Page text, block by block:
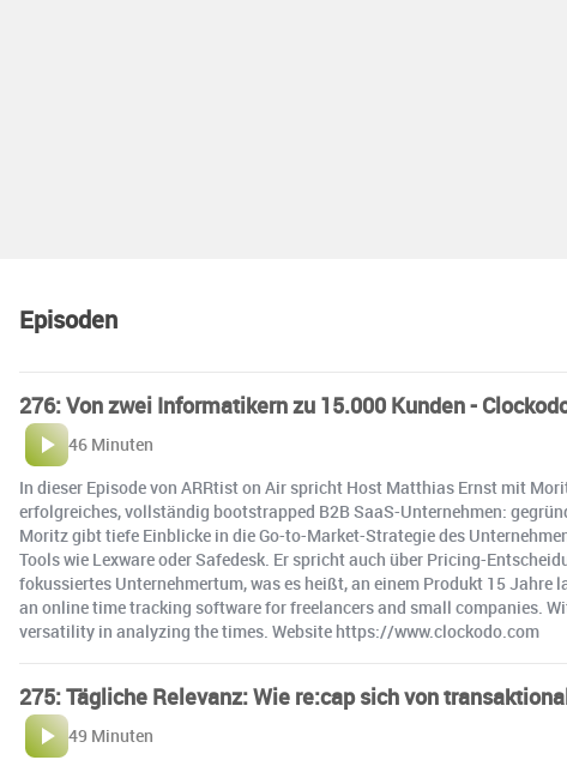
Episoden
276: Von zwei Informatikern zu 15.000 Kunden -
46 Minuten
In dieser Episode von ARRtist on Air spricht Host Matthias Ernst mit
erfolgreiches, vollständig bootstrapped B2B SaaS-Unternehmen:
Moritz gibt tiefe Einblicke in die Go-to-Market-Strategie des
Tools wie Lexware oder Safedesk. Er spricht auch über Pricing-
fokussiertes Unternehmertum, was es heißt, an einem Produkt 15
an online time tracking software for freelancers and small companies.
versatility in analyzing the times. Website https://www.clockodo.com
275: Tägliche Relevanz: Wie re:cap sich von
49 Minuten